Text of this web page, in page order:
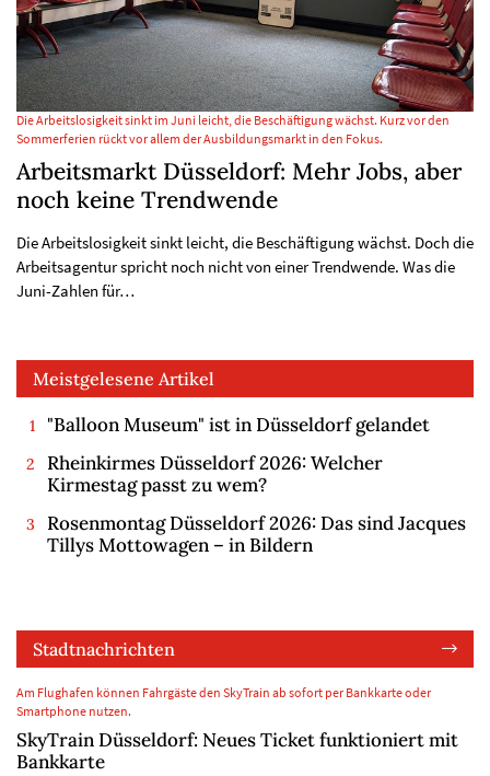
Die Arbeitslosigkeit sinkt im Juni leicht, die Beschäftigung wächst. Kurz vor den
Sommerferien rückt vor allem der Ausbildungsmarkt in den Fokus.
Arbeitsmarkt Düsseldorf: Mehr Jobs, aber
noch keine Trendwende
Die Arbeitslosigkeit sinkt leicht, die Beschäftigung wächst. Doch die
Arbeitsagentur spricht noch nicht von einer Trendwende. Was die
Juni-Zahlen für…
Meistgelesene Artikel
"Balloon Museum" ist in Düsseldorf gelandet
Rheinkirmes Düsseldorf 2026: Welcher
Kirmestag passt zu wem?
Rosenmontag Düsseldorf 2026: Das sind Jacques
Tillys Mottowagen – in Bildern
Stadtnachrichten
Am Flughafen können Fahrgäste den SkyTrain ab sofort per Bankkarte oder
Smartphone nutzen.
SkyTrain Düsseldorf: Neues Ticket funktioniert mit
Bankkarte